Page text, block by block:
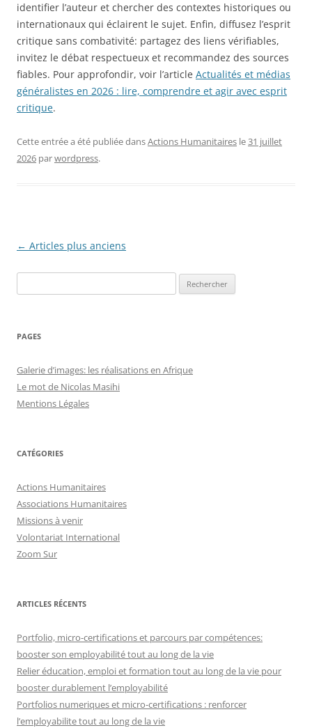
identifier l’auteur et chercher des contextes historiques ou
internationaux qui éclairent le sujet. Enfin, diffusez l’esprit
critique sans combativité: partagez des liens vérifiables,
invitez le débat respectueux et recommandez des sources
fiables. Pour approfondir, voir l’article Actualités et médias
généralistes en 2026 : lire, comprendre et agir avec esprit
critique.
Cette entrée a été publiée dansActions Humanitaires le31 juillet
2026 parwordpress.
Navigation
← Articles plus anciens
PAGES
Galerie d’images: les réalisations en Afrique
Le mot de Nicolas Masihi
Mentions Légales
CATÉGORIES
Actions Humanitaires
Associations Humanitaires
Missions à venir
Volontariat International
Zoom Sur
ARTICLES RÉCENTS
Portfolio, micro-certifications et parcours par compétences:
booster son employabilité tout au long de la vie
Relier éducation, emploi et formation tout au long de la vie pour
booster durablement l’employabilité
Portfolios numeriques et micro-certifications : renforcer
l’employabilite tout au long de la vie